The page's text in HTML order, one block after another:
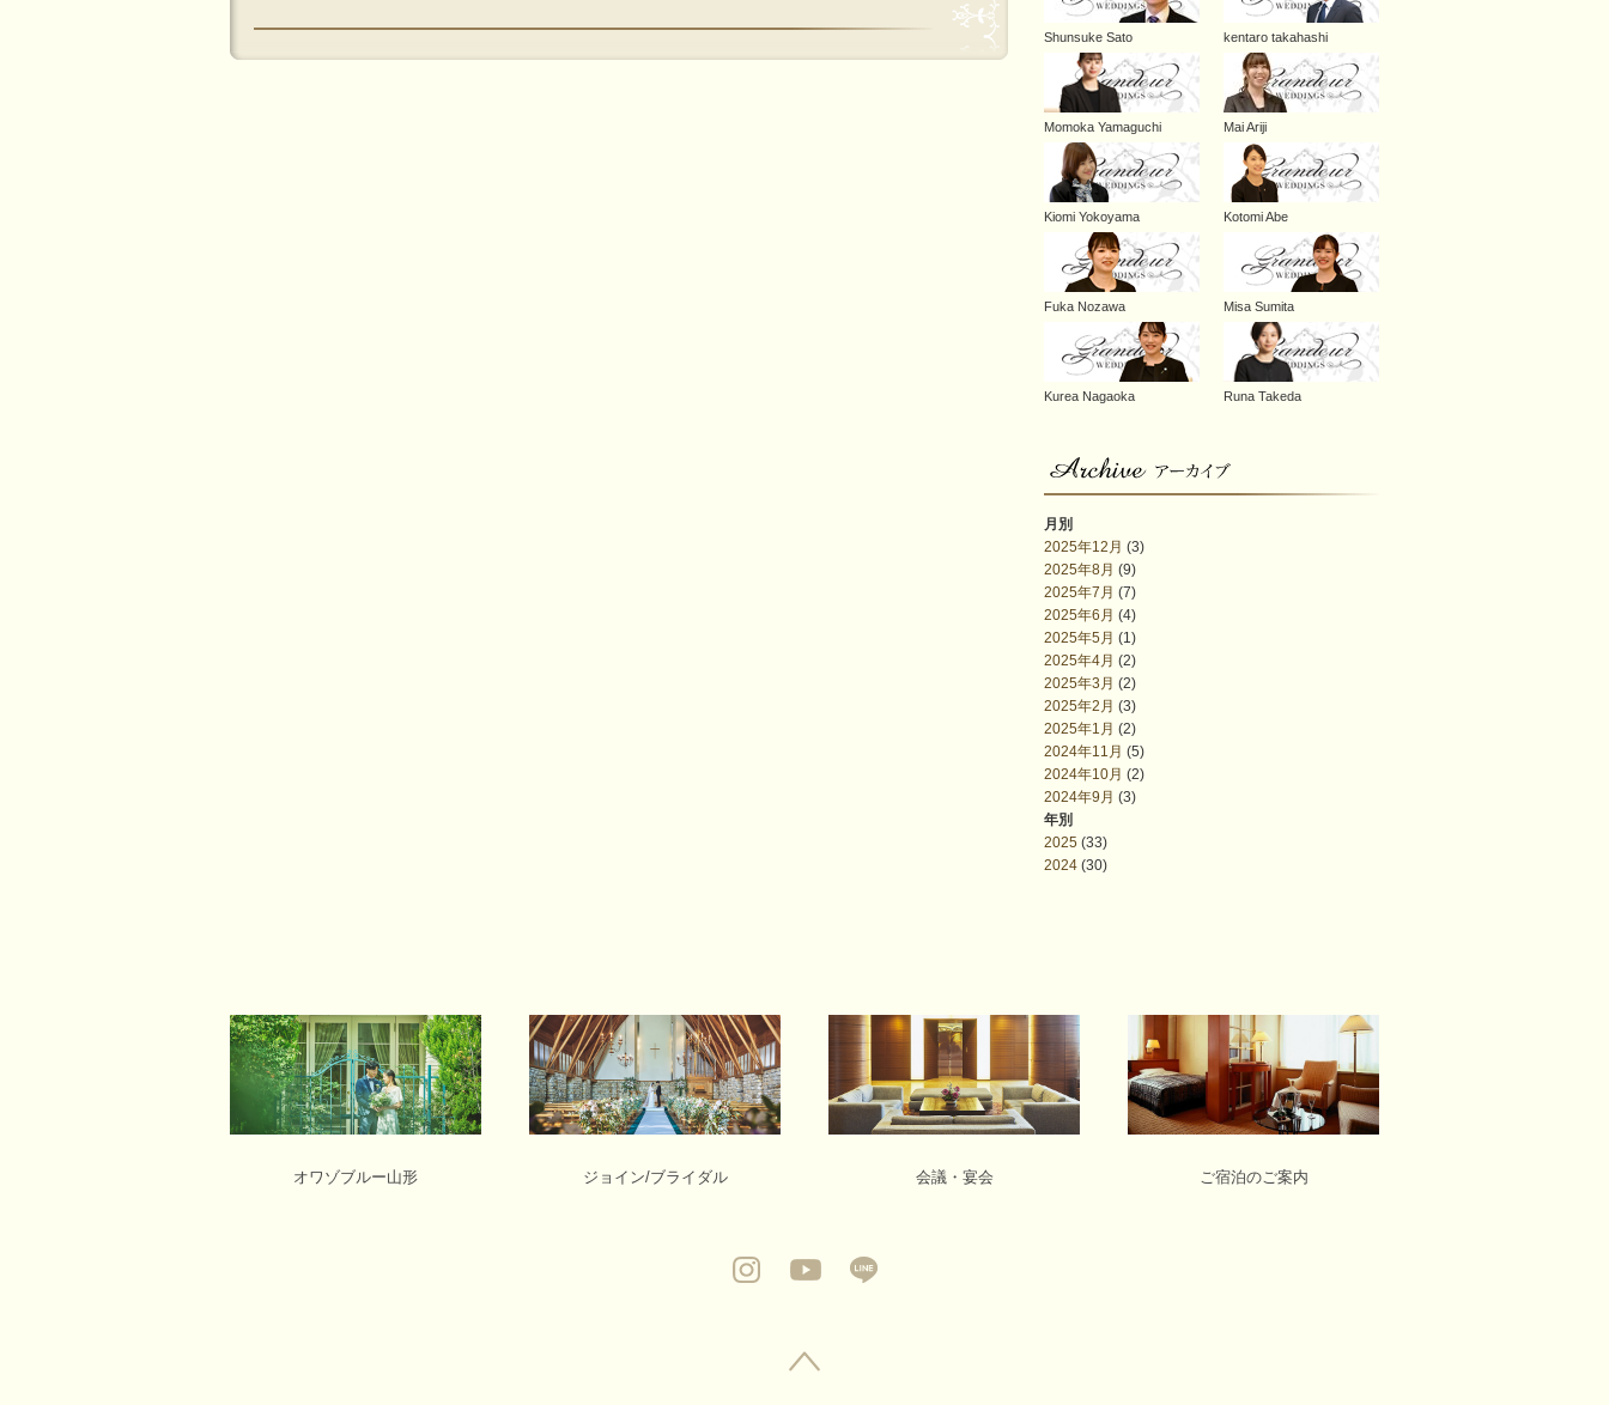
Shunsuke Sato kentaro takahashi
Momoka Yamaguchi Mai Ariji
Kiomi Yokoyama Kotomi Abe
Fuka Nozawa Misa Sumita
Kurea Nagaoka Runa Takeda
月別
2025年12月 (3)
2025年8月 (9)
2025年7月 (7)
2025年6月 (4)
2025年5月 (1)
2025年4月 (2)
2025年3月 (2)
2025年2月 (3)
2025年1月 (2)
2024年11月 (5)
2024年10月 (2)
2024年9月 (3)
年別
2025 (33)
2024 (30)
オワゾブルー山形 ジョイン/ブライダル 会議・宴会 ご宿泊のご案内